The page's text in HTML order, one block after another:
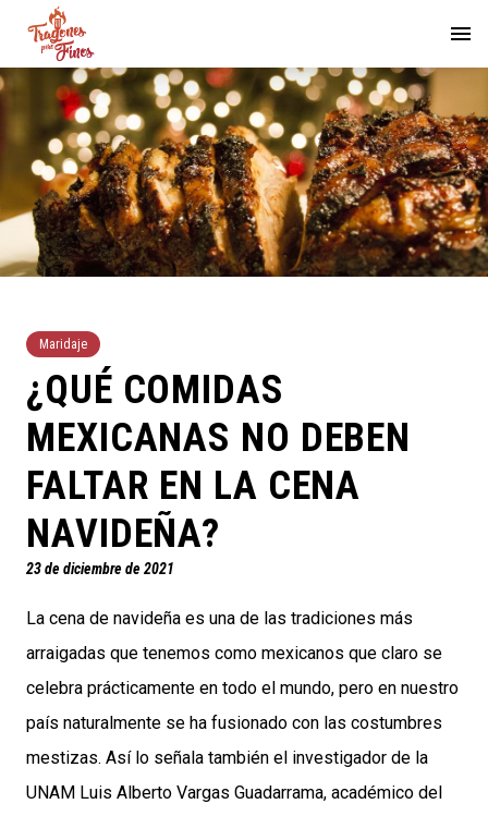
Maridaje
¿QUÉ COMIDAS
MEXICANAS NO DEBEN
FALTAR EN LA CENA
NAVIDEÑA?
23 de diciembre de 2021
La cena de navideña es una de las tradiciones más
arraigadas que tenemos como mexicanos que claro se
celebra prácticamente en todo el mundo, pero en nuestro
país naturalmente se ha fusionado con las costumbres
mestizas. Así lo señala también el investigador de la
UNAM Luis Alberto Vargas Guadarrama, académico del